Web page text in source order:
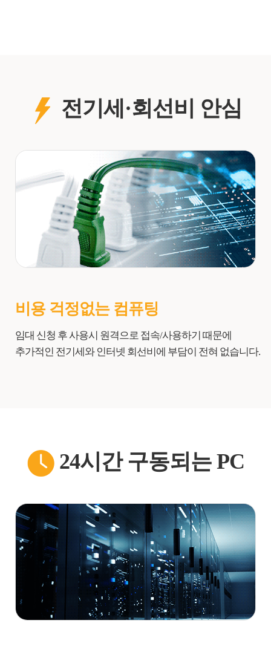
전기세·회선비 안심
비용 걱정없는 컴퓨팅
임대 신청 후 사용시 원격으로 접속/사용하기 때문에
추가적인 전기세와 인터넷 회선비에 부담이 전혀 없습니다.
24시간 구동되는 PC